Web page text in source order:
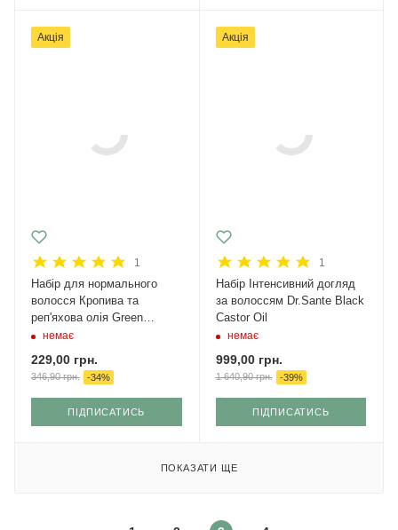
Акція
1
Набір для нормального
волосся Кропива та
реп'яхова олія Green
Pharmacy
немає
229,00 грн.
346,90грн. -34%
ПІДПИСАТИСЬ
Акція
1
Набір Інтенсивний догляд
за волоссям Dr.Sante Black
Castor Oil
немає
999,00грн.
1 640,90грн. -39%
ПІДПИСАТИСЬ
ПОКАЗАТИ ЩЕ